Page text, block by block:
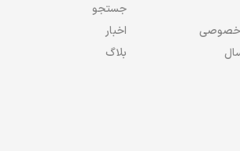
خصوصی
جستجو
اخبار
بلاگ